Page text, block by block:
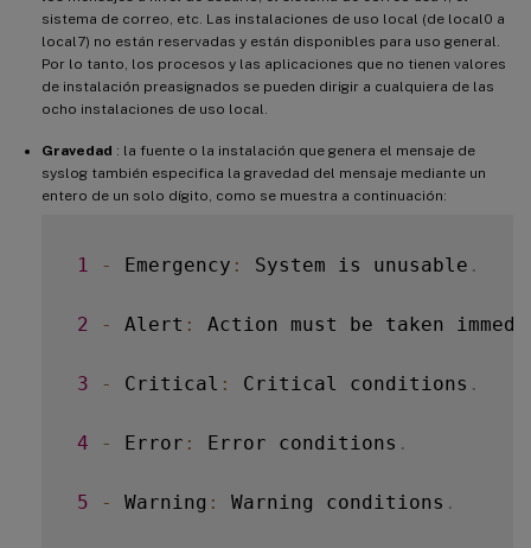
sistema de correo, etc. Las instalaciones de uso local (de local0 a
local7) no están reservadas y están disponibles para uso general.
Por lo tanto, los procesos y las aplicaciones que no tienen valores
de instalación preasignados se pueden dirigir a cualquiera de las
ocho instalaciones de uso local.
Gravedad : la fuente o la instalación que genera el mensaje de
syslog también especifica la gravedad del mensaje mediante un
entero de un solo dígito, como se muestra a continuación:
1 - Emergency : System is unusable .
2 - Alert : Action must be taken
3 - Critical : Critical conditions .
4 - Error : Error conditions .
5 - Warning : Warning conditions .